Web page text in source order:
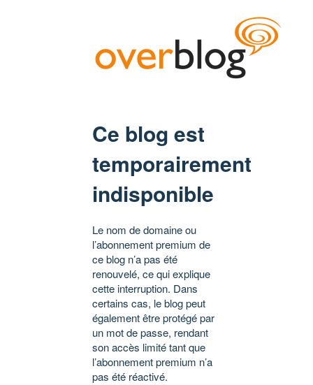
Ce blog est
temporairement
indisponible
Le nom de domaine ou
l’abonnement premium de
ce blog n’a pas été
renouvelé, ce qui explique
cette interruption. Dans
certains cas, le blog peut
également être protégé par
un mot de passe, rendant
son accès limité tant que
l’abonnement premium n’a
pas été réactivé.